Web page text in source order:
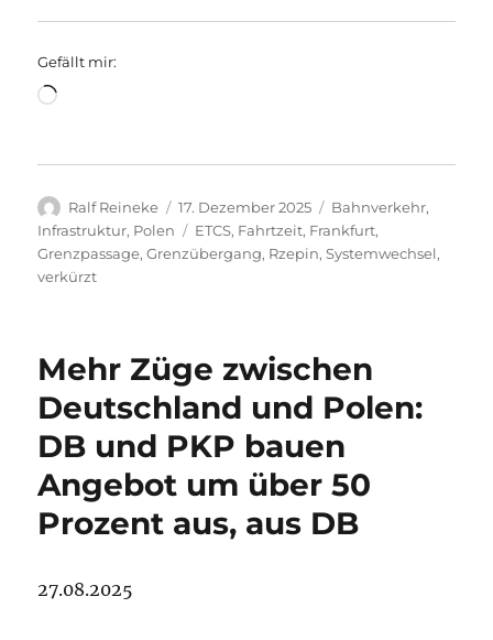
Gefällt mir:
Wird
Autor
Ralf Reineke
Veröffentlicht
am
17. Dezember 2025 Kategorien
Bahnverkehr,
Infrastruktur, Polen Schlagwörter
ETCS, Fahrtzeit, Frankfurt,
Grenzpassage,Grenzübergang, Rzepin,Systemwechsel,
verkürzt
Mehr Züge zwischen
Deutschland und Polen:
DB und PKP bauen
Angebot um über 50
Prozent aus, aus DB
27.08.2025